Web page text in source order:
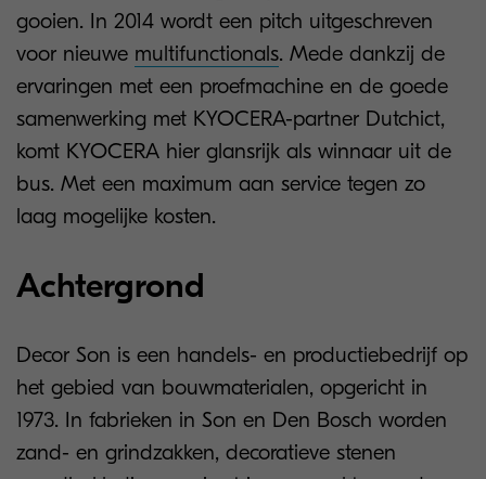
gooien. In 2014 wordt een pitch uitgeschreven
voor nieuwe multifunctionals. Mede dankzij de
ervaringen met een proefmachine en de goede
samenwerking met KYOCERA-partner Dutchict,
komt KYOCERA hier glansrijk als winnaar uit de
bus. Met een maximum aan service tegen zo
laag mogelijke kosten.
Achtergrond
Decor Son is een handels- en productiebedrijf op
het gebied van bouwmaterialen, opgericht in
1973. In fabrieken in Son en Den Bosch worden
zand- en grindzakken, decoratieve stenen